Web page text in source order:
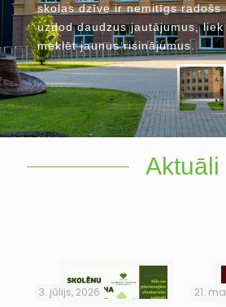
skolas dzīve ir nemitīgs radošs
uzdod daudzus jautājumus, liek
meklēt jaunus risinājumus.
Aktuāli
3. jūlijs, 2026 21.